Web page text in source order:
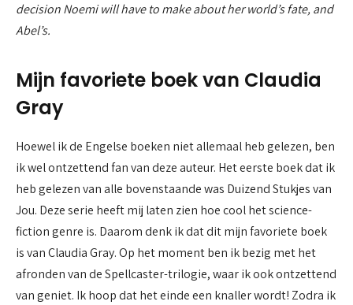
decision Noemi will have to make about her world’s fate, and
Abel’s.
Mijn favoriete boek van Claudia
Gray
Hoewel ik de Engelse boeken niet allemaal heb gelezen, ben
ik wel ontzettend fan van deze auteur. Het eerste boek dat ik
heb gelezen van alle bovenstaande was Duizend Stukjes van
Jou. Deze serie heeft mij laten zien hoe cool het science-
fiction genre is. Daarom denk ik dat dit mijn favoriete boek
is van Claudia Gray. Op het moment ben ik bezig met het
afronden van de Spellcaster-trilogie, waar ik ook ontzettend
van geniet. Ik hoop dat het einde een knaller wordt! Zodra ik